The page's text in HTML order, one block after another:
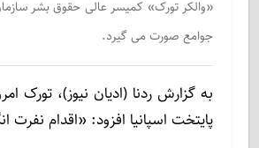
«والکر تورک» کمیسر عالی حقوق بشر
جوامع صورت می گیرد.
به گزارش ردنا (ادیان نیوز)، تورک
پایتخت اسپانیا افزود: «اقدام